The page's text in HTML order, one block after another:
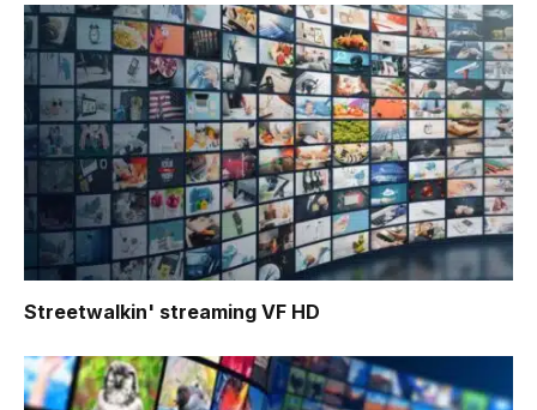
Streetwalkin' streaming VF HD